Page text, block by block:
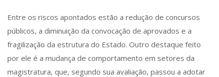
Entre os riscos apontados estão a redução de concursos
públicos, a diminuição da convocação de aprovados e a
fragilização da estrutura do Estado. Outro destaque feito
por ele é a mudança de comportamento em setores da
magistratura, que, segundo sua avaliação, passou a adotar